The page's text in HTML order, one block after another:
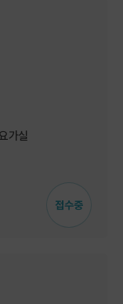
가실
접수중